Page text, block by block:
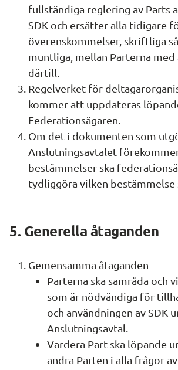
fullständiga reglering av Parts
SDK och ersätter alla tidigare
överenskommelser, skriftliga
muntliga, mellan Parterna med
därtill.
Regelverket för
kommer att uppdateras
Federationsägaren.
Om det i dokumenten som
Anslutningsavtalet
bestämmelser ska
tydliggöra vilken bestämmelse
5. Generella åtaganden
Gemensamma åtaganden
Parterna ska samråda och
som är nödvändiga för
och användningen av SDK
Anslutningsavtal.
Vardera Part ska löpande
andra Parten i alla frågor